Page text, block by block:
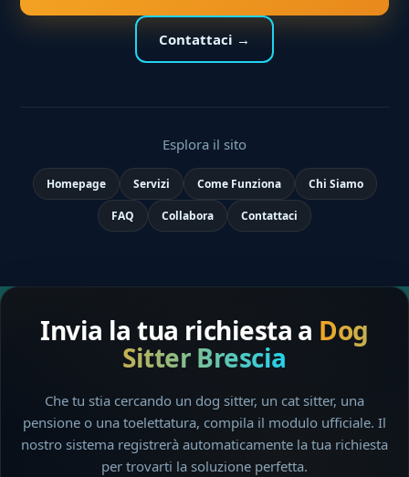
Contattaci →
Esplora il sito
Homepage Servizi Come Funziona Chi Siamo
FAQ Collabora Contattaci
Invia la tua richiesta a Dog
Sitter Brescia
Che tu stia cercando un dog sitter, un cat sitter, una
pensione o una toelettatura, compila il modulo ufficiale. Il
nostro sistema registrerà automaticamente la tua richiesta
per trovarti la soluzione perfetta.